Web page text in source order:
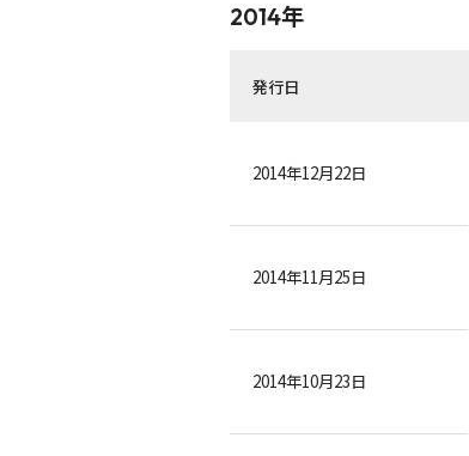
2014年
発行日
2014年12月22日
2014年11月25日
2014年10月23日